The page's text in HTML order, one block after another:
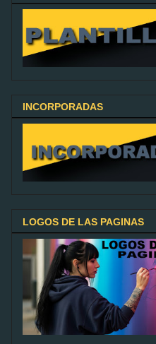
INCORPORADAS
LOGOS DE LAS PAGINAS